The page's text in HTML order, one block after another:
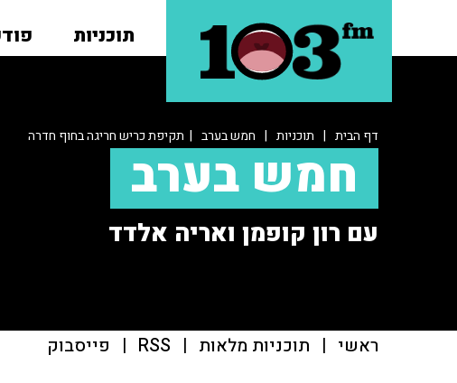
תוכניות
דף הבית | תוכניות | חמש בערב | תקיפת כריש חריגה בחוף חדרה
חמש בערב
עם רון קופמן ואריה אלדד
ראשי | תוכניות מלאות |
RSS
| פייסבוק